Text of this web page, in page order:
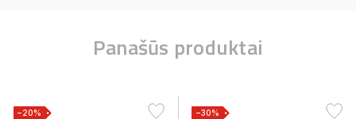
Panašūs produktai
−20% −30%